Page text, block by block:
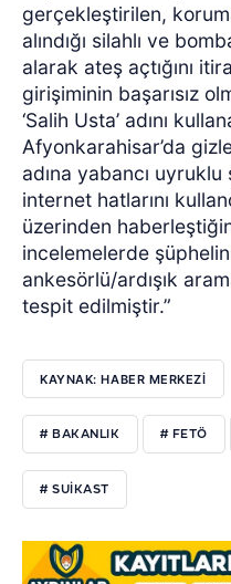
gerçekleştirilen,
alındığı silahlı ve
alarak ateş açtığını
girişiminin başarısız
‘Salih Usta’ adını
Afyonkarahisar’da
adına yabancı uyruklu
internet hatlarını
üzerinden
incelemelerde
ankesörlü/ardışık
tespit edilmiştir.”
KAYNAK: HABER MERKEZİ
# BAKANLIK # FETÖ
# SUİKAST